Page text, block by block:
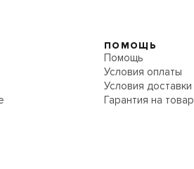
ПОМОЩЬ
Помощь
Условия оплаты
Условия доставки
Гарантия на товар